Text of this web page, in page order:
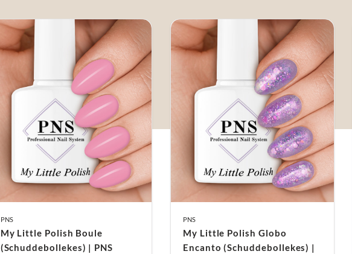
PNS
My Little Polish Boule
(Schuddebollekes) | PNS
PNS
My Little Polish Globo
Encanto (Schuddebollekes) |